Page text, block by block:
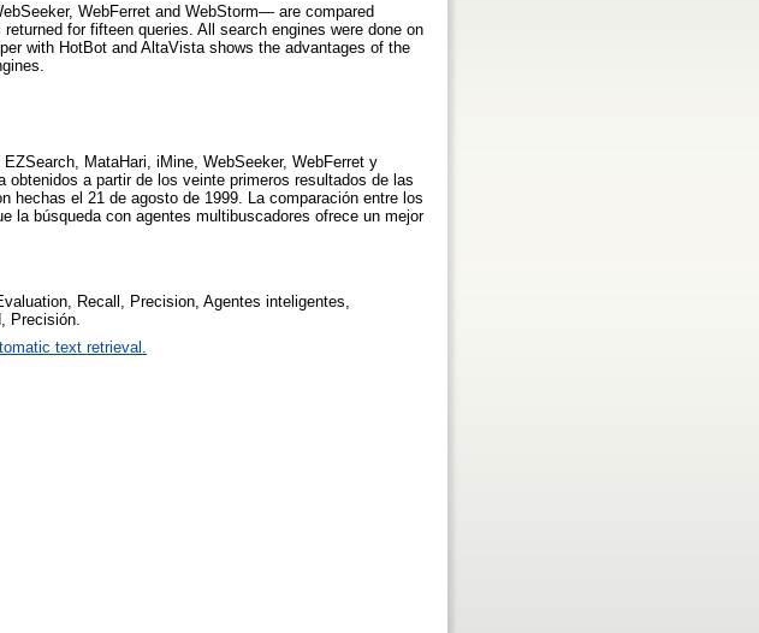
WebFerret and WebStorm— are compared
for fifteen queries. All search engines were done on
with HotBot and AltaVista shows the advantages of the
MataHari, iMine, WebSeeker, WebFerret y
a partir de los veinte primeros resultados de las
hechas el 21 de agosto de 1999. La comparación entre los
la búsqueda con agentes multibuscadores ofrece un mejor
Recall, Precision, Agentes inteligentes,
Precisión.
text retrieval.